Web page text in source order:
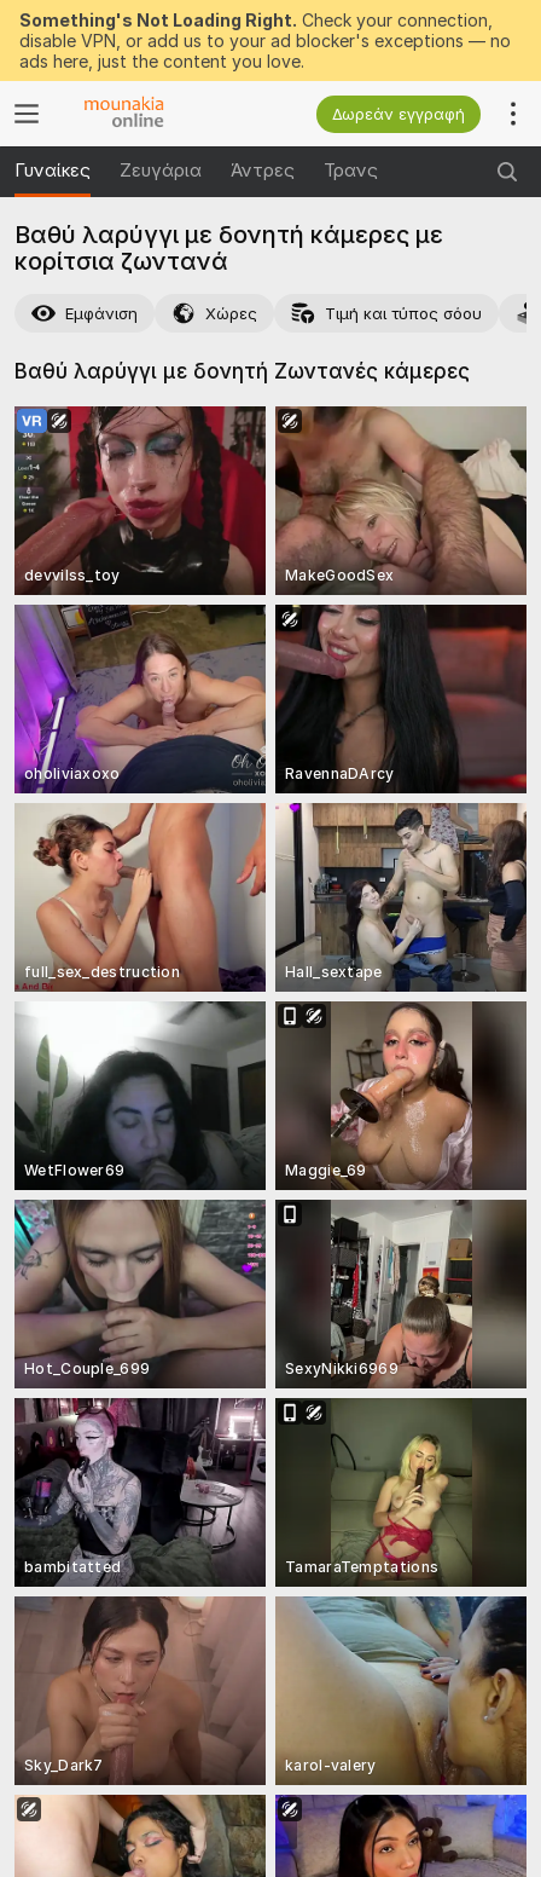
Something's Not Loading Right. Check your connection,
disable VPN, or add us to your ad blocker's exceptions — no
ads here, just the content you love.
Δωρεάν εγγραφή
Γυναίκες Ζευγάρια Άντρες Τρανς
Βαθύ λαρύγγι με δονητή κάμερες με
κορίτσια ζωντανά
Εμφάνιση Χώρες Τιμή και τύπος σόου
Βαθύ λαρύγγι με δονητή Ζωντανές κάμερες
devvilss_toy MakeGoodSex
oholiviaxoxo RavennaDArcy
full_sex_destruction Hall_sextape
WetFlower69 Maggie_69
Hot_Couple_699 SexyNikki6969
bambitatted TamaraTemptations
Sky_Dark7 karol-valery